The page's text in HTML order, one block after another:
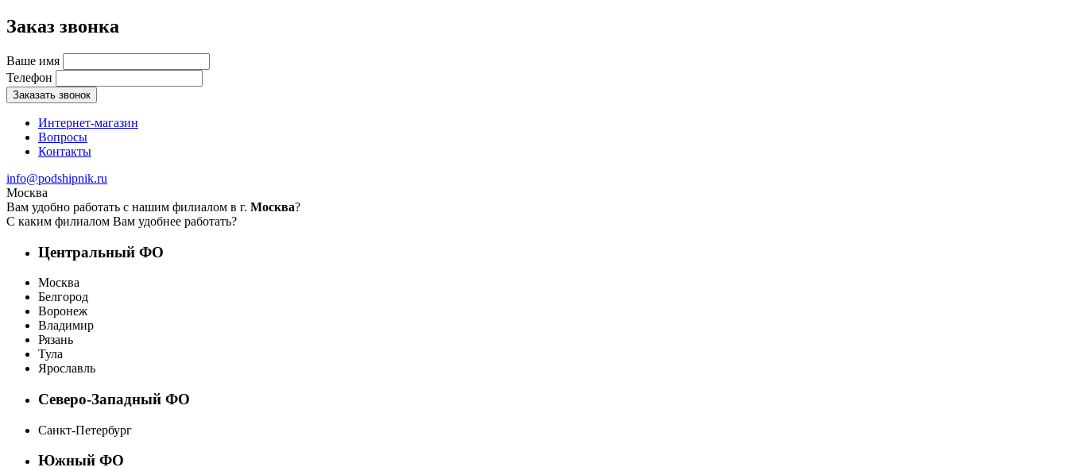
Заказ звонка
Ваше имя
Телефон
Заказать звонок
Интернет-магазин
Вопросы
Контакты
info@podshipnik.ru
Москва
Вам удобно работать с нашим филиалом в г. Москва?
С каким филиалом Вам удобнее работать?
Центральный ФО
Москва
Белгород
Воронеж
Владимир
Рязань
Тула
Ярославль
Северо-Западный ФО
Санкт-Петербург
Южный ФО